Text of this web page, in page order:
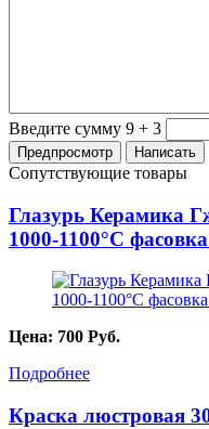
Введите сумму 9 + 3
Сопутствующие товары
Глазурь Керамика
1000-1100°С
Цена: 700 Руб.
Подробнее
Краска люстровая